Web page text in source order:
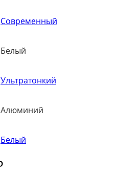
Современный
Белый
Ультратонкий
Алюминий
Белый